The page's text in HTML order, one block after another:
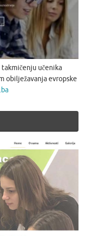
učenika
obilježavanja evropske